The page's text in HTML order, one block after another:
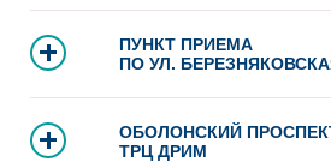
ПУНКТ ПРИЕМА
ПО УЛ.
ОБОЛОНСКИЙ
ТРЦ ДРИМ